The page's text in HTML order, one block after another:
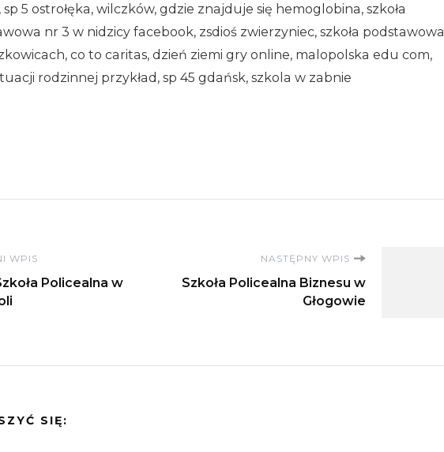
sp 5 ostrołęka, wilczków, gdzie znajduje się hemoglobina, szkoła
nr 3 w nidzicy facebook, zsdioś zwierzyniec, szkoła podstawowa
co to caritas, dzień ziemi gry online, malopolska edu com,
rodzinnej przykład, sp 45 gdańsk, szkola w zabnie
WPIS
Policealna w
NASTĘPNY WPIS
Szkoła Policealna Biznesu w
Głogowie
SIĘ: